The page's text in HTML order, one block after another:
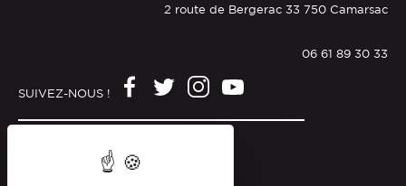
2 route de Bergerac 33 750 Camarsac
06 61 89 30 33
SUIVEZ-NOUS !
Politique de confidentialité